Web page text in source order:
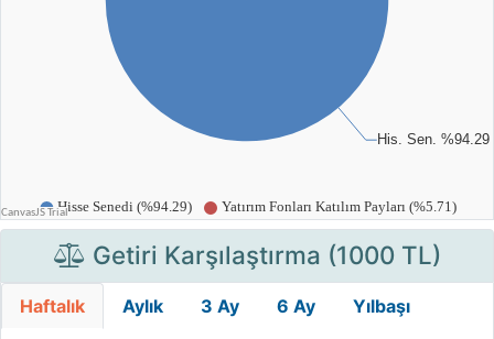
Getiri Karşılaştırma (1000 TL)
Haftalık Aylık 3 Ay 6 Ay Yılbaşı